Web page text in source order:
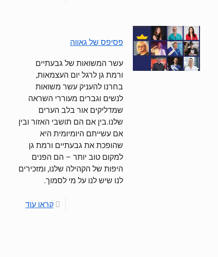
פסיפס של גאווה
עשר המשואות של גבעתיים
ורמת גן לרגל יום העצמאות,
בחרנו להעניק עשר משואות
לנשים וגברים מעוררי השראה
שמדליקים אור בלב הערים
שלנו.בין אם הם תושבי האזור ובין
אם עשייתם היומיומית היא
שהופכת את גבעתיים ורמת גן
למקום טוב יותר – הם הפנים
היפות של הקהילה שלנו, ומזכירים
לנו שיש לנו על מי לסמוך.
קראו עוד